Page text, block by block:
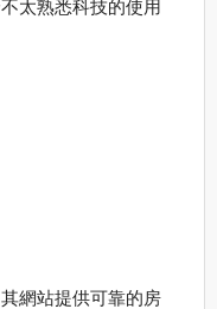
太熟悉科技的使用
網站提供可靠的房